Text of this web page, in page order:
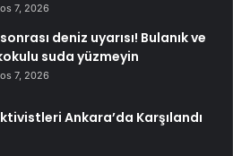
7, 2026
deniz uyarısı! Bulanık ve
suda yüzmeyin
7, 2026
Ankara’da Karşılandı